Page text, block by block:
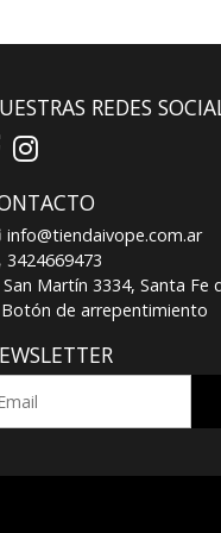
REDES
info@tiendaivope.com.ar
3424669473
San Martín 3334, Santa Fe
Botón de arrepentimiento